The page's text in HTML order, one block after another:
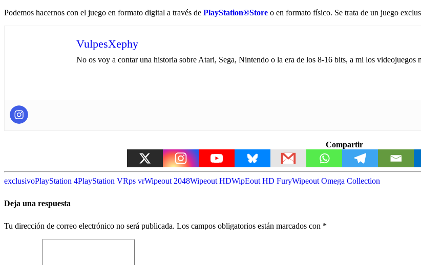
Podemos hacernos con el juego en formato digital a través de PlayStation®Store o en formato físico. Se trata de un juego
VulpesXephy
No os voy a contar una historia sobre Atari, Sega, Nintendo o la era de los 8-16 bits, a mi los
Compartir
exclusivoPlayStation 4PlayStation VRps vrWipeout 2048Wipeout HDWipEout HD FuryWipeout Omega Collection
Deja una respuesta
Tu dirección de correo electrónico no será publicada. Los campos obligatorios están marcados con *